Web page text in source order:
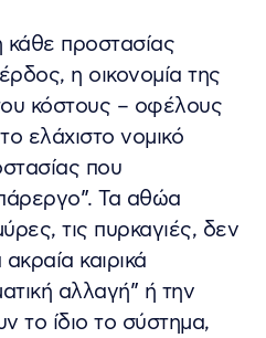
κάθε προστασίας
η οικονομία της
κόστους – οφέλους
ελάχιστο νομικό
που
Τα αθώα
τις πυρκαγιές, δεν
καιρικά
αλλαγή” ή την
το ίδιο το σύστημα,